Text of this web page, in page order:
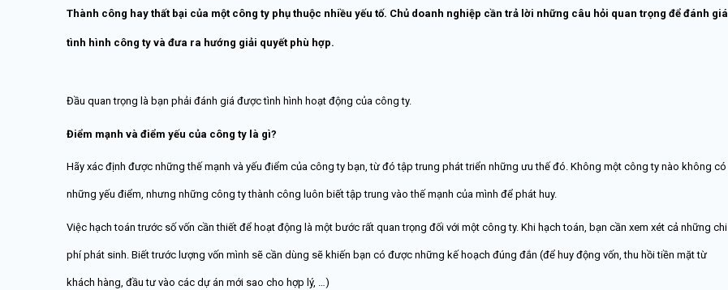
Thành công hay thất bại của một công ty phụ thuộc nhiều yếu tố. Chủ doanh nghiệp cần trả lời những câu hỏi quan trọng để đánh giá
tình hình công ty và đưa ra hướng giải quyết phù hợp.
Đầu quan trọng là bạn phải đánh giá được tình hình hoạt động của công ty.
Điểm mạnh và điểm yếu của công ty là gì?
Hãy xác định được những thế mạnh và yếu điểm của công ty bạn, từ đó tập trung phát triển những ưu thế đó. Không một công ty nào không có
những yếu điểm, nhưng những công ty thành công luôn biết tập trung vào thế mạnh của mình để phát huy.
Việc hạch toán trước số vốn cần thiết để hoạt động là một bước rất quan trọng đối với một công ty. Khi hạch toán, bạn cần xem xét cả những chi
phí phát sinh. Biết trước lượng vốn mình sẽ cần dùng sẽ khiến bạn có được những kế hoạch đúng đắn (để huy động vốn, thu hồi tiền mặt từ
khách hàng, đầu tư vào các dự án mới sao cho hợp lý, …)